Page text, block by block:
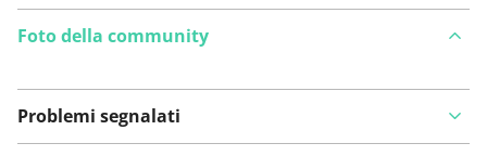
Foto della community
Problemi segnalati